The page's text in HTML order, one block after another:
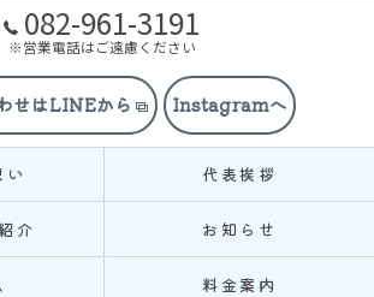
082-961-3191
※営業電話はご遠慮ください
せはLINEから Instagramへ
代表挨拶
介 お知らせ
料金案内